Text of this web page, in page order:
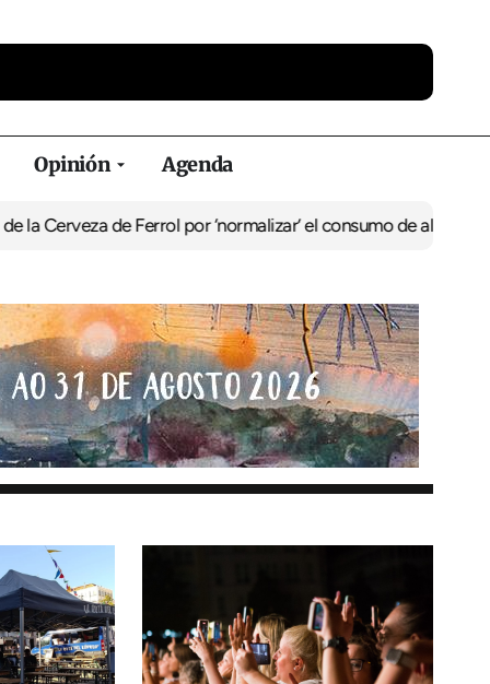
Opinión Agenda
Ferrol por ‘normalizar’ el consumo de alcoholDe Perlío a